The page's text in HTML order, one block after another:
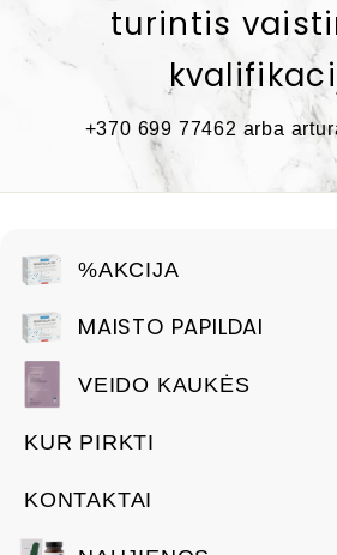
turintis
+370 699 77462 arba
%AKCIJA
MAISTO PAPILDAI
VEIDO KAUKĖS
KUR PIRKTI
KONTAKTAI